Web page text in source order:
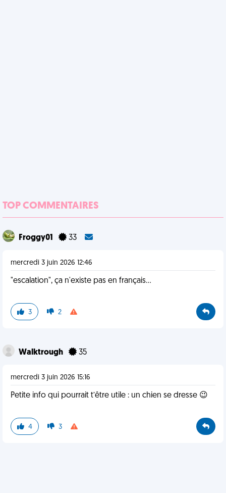
TOP COMMENTAIRES
Froggy01 33
mercredi 3 juin 2026 12:46
"escalation", ça n'existe pas en français...
3 2
Walktrough 35
mercredi 3 juin 2026 15:16
Petite info qui pourrait t’être utile : un chien se dresse 😉
4 3